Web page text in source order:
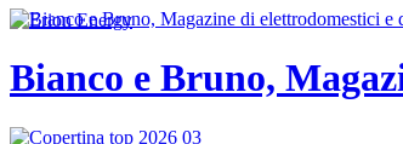
Bianco e Bruno,